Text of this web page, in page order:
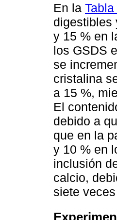
En la Tabla
digestibles
y 15 % en
los GSDS
se
cristalina
a 15 %,
El
debido a
que en la
y 10 % en
inclusión
calcio,
siete